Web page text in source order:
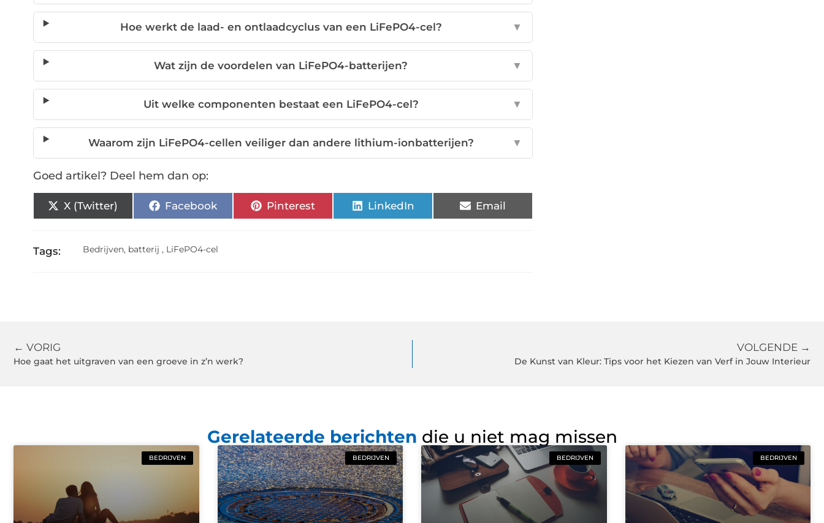
Hoe werkt de laad- en ontlaadcyclus van een LiFePO4-cel? ▼
Wat zijn de voordelen van LiFePO4-batterijen? ▼
Uit welke componenten bestaat een LiFePO4-cel? ▼
Waarom zijn LiFePO4-cellen veiliger dan andere lithium-ionbatterijen? ▼
Goed artikel? Deel hem dan op:
X (Twitter) Facebook Pinterest LinkedIn Email
Tags: Bedrijven, batterij , LiFePO4-cel
← VORIG
Hoe gaat het uitgraven van een groeve in z’n werk?
VOLGENDE →
De Kunst van Kleur: Tips voor het Kiezen van Verf in Jouw Interieur
Gerelateerde berichten die u niet mag missen
BEDRIJVEN BEDRIJVEN BEDRIJVEN BEDRIJVEN